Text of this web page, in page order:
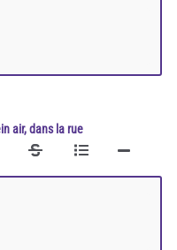
air, dans la rue